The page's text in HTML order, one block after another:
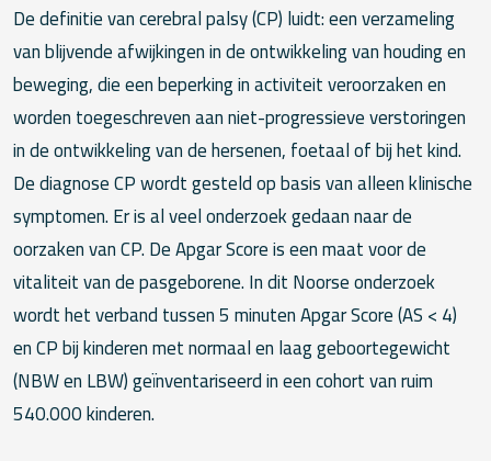
De definitie van cerebral palsy (CP) luidt: een verzameling
van blijvende afwijkingen in de ontwikkeling van houding en
beweging, die een beperking in activiteit veroorzaken en
worden toegeschreven aan niet-progressieve verstoringen
in de ontwikkeling van de hersenen, foetaal of bij het kind.
De diagnose CP wordt gesteld op basis van alleen klinische
symptomen. Er is al veel onderzoek gedaan naar de
oorzaken van CP. De Apgar Score is een maat voor de
vitaliteit van de pasgeborene. In dit Noorse onderzoek
wordt het verband tussen 5 minuten Apgar Score (AS < 4)
en CP bij kinderen met normaal en laag geboortegewicht
(NBW en LBW) geïnventariseerd in een cohort van ruim
540.000 kinderen.